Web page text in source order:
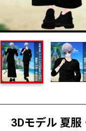
3Dモデル 夏